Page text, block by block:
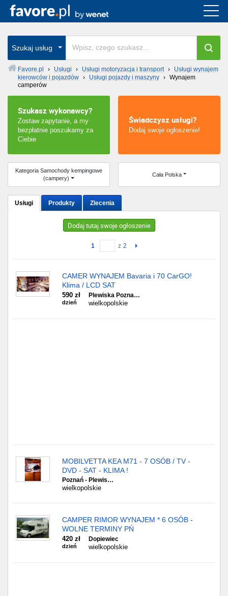
Szukaj usług
Favore.pl › Usługi › Usługi motoryzacja i transport ›
Usługi wynajem
kierowców i pojazdów › Usługi pojazdy i maszyny › Wynajem
camperów
Szukasz wykonawcy?
Zostaw zapytanie, a my
bezpłatnie poszukamy za
Ciebie
Świadczysz usługi?
Dodaj swoje ogłoszenie!
Kategoria Samochody kempingowe
(campery)
Cała Polska
Usługi Produkty Zlecenia
Dodaj tutaj swoje ogłoszenie
1 z 2
CAMER WYNAJEM Bavaria i 70 CarGO!
Klima / LCD SAT
590 zł
dzień
Plewiska Pozna…
wielkopolskie
MOBILVETTA KEA M71 - 7 OSÓB / TV -
DVD - SAT - KLIMA !
Poznań - Plewis…
wielkopolskie
CAMPER RIMOR WYNAJEM * 6 OSÓB -
WOLNE TERMINY PŃ
420 zł
dzień
Dopiewiec
wielkopolskie
Cała Polska
wszystkie w całym kraju
Warszawa
Wrocław
Kraków
Poznań
Katowice
Chorzów
Lublin
Częstochowa
Toruń
Sosnowiec